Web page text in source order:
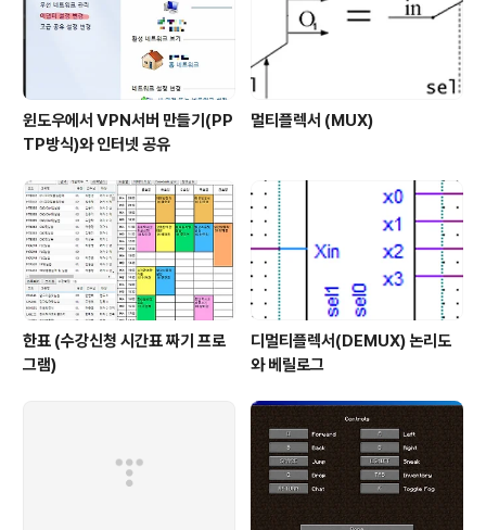
윈도우에서 VPN서버 만들기(PP
TP방식)와 인터넷 공유
멀티플렉서 (MUX)
한표 (수강신청 시간표 짜기 프로
그램)
디멀티플렉서(DEMUX) 논리도
와 베릴로그